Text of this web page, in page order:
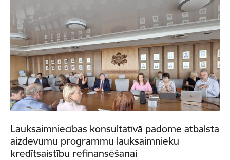
Lauksaimniecības konsultatīvā padome atbalsta
aizdevumu programmu lauksaimnieku
kredītsaistību refinansēšanai